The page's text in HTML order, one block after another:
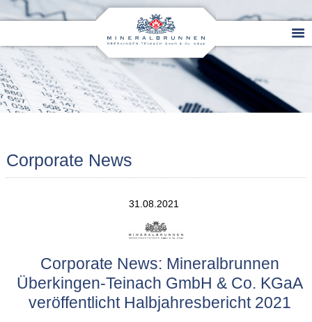
Corporate News
31.08.2021
Corporate News: Mineralbrunnen
Überkingen-Teinach GmbH & Co. KGaA
veröffentlicht Halbjahresbericht 2021